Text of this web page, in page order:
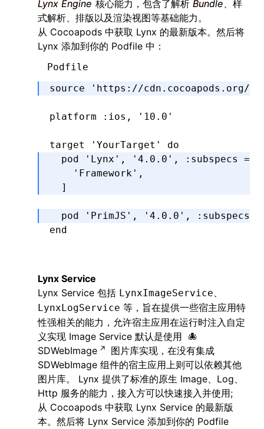
Lynx Engine 核心能力，包含了解析 Bundle、样
式解析、排版以及渲染视图等基础能力。
从 Cocoapods 中获取 Lynx 的最新版本。然后将
Lynx 添加到你的 Podfile 中：
Podfile
source
'https://cdn.cocoapods.org/'
platform :ios , '10.0'
target 'YourTarget'
do
  pod
'Lynx' , '4.0.0' , :subspecs =>
    'Framework'
,
  ]
  pod
'PrimJS' , '4.0.0' , :subspecs
end
Lynx Service
Lynx Service 包括 LynxImageService、
LynxLogService 等，旨在提供一些宿主应用特
性强相关的能力，允许宿主应用在运行时注入自定
义实现 Image Service 默认是使用
SDWebImage
图片库实现，在没有集成
SDWebImage 组件的宿主应用上则可以依赖其他
图片库。 Lynx 提供了标准的原生 Image、Log、
Http 服务的能力，接入方可以快速接入并使用;
从 Cocoapods 中获取 Lynx Service 的最新版
本。然后将 Lynx Service 添加到你的 Podfile